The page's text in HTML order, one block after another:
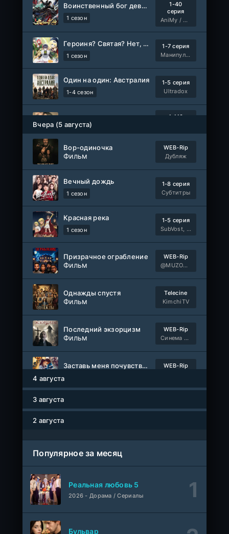
Воинственный бог девяти солнц
1 сезон
1-40
серия
AniMy / RuChiMe
Героиня? Святая? Нет, я всемогущая горничная!
1 сезон
1-7 серия
Манипулятор, SubVost, AnimeVost
Один на один: Австралия
1-4 сезон
1-5 серия
Ultradox
Связанные судьбой
1 сезон
1-110
Мыльные оперы Турции, AlisaDirilis, Субтитры
Шатёр чародея
1 сезон
1-6 серия
Вчера (5 августа)
Вор-одиночка
Фильм
WEB-Rip
Дубляж
Вечный дождь
1 сезон
1-8 серия
Субтитры
Красная река
1 сезон
1-5 серия
SubVost, Манипулятор, AnimeVost, Dream Cast
Призрачное ограбление
Фильм
WEB-Rip
@MUZOBOZ@
Однажды спустя
Фильм
Telecine
KimchiTV
Последний экзорцизм
Фильм
WEB-Rip
Синема УС
Заставь меня почувствовать
WEB-Rip
Сто лет одиночества
1-2 сезон
ColdFilm
1 сезон
Сердцебиение драм-хорс
WEB-Rip
4 августа
3 августа
2 августа
Популярное за месяц
Реальная любовь 5
2026 - Дорама / Сериалы
Бульвар